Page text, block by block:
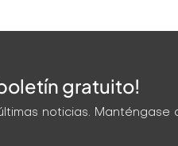
gratuito!
noticias. Manténgase